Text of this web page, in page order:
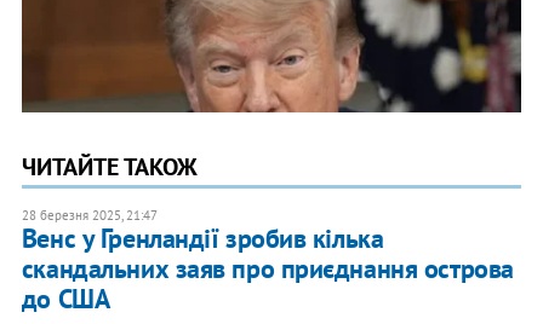
ЧИТАЙТЕ ТАКОЖ
28 березня 2025, 21:47
Венс у Гренландії зробив кілька
скандальних заяв про приєднання острова
до США